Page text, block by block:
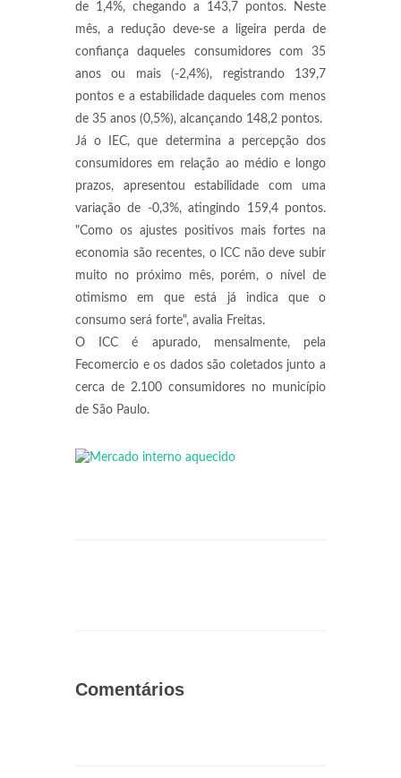
de 1,4%, chegando a 143,7 pontos. Neste
mês, a redução deve-se a ligeira perda de
confiança daqueles consumidores com 35
anos ou mais (-2,4%), registrando 139,7
pontos e a estabilidade daqueles com menos
de 35 anos (0,5%), alcançando 148,2 pontos.
Já o IEC, que determina a percepção dos
consumidores em relação ao médio e longo
prazos, apresentou estabilidade com uma
variação de -0,3%, atingindo 159,4 pontos.
"Como os ajustes positivos mais fortes na
economia são recentes, o ICC não deve subir
muito no próximo mês, porém, o nível de
otimismo em que está já indica que o
consumo será forte", avalia Freitas.
O ICC é apurado, mensalmente, pela
Fecomercio e os dados são coletados junto a
cerca de 2.100 consumidores no município
de São Paulo.
Comentários